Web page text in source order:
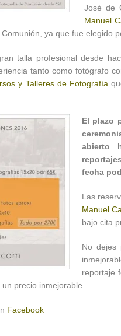
José de
Manuel
ya que fue elegido
talla profesional desde
tanto como fotógrafo
y Talleres de Fotografía
El plazo
abierto
fecha
Las
Manuel
bajo cita
No dejes
reportaje
un precio inmejorable.
Facebook